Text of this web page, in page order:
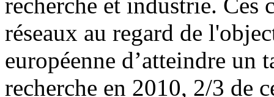
réseaux au regard de
européenne d’atteindre un
recherche en 2010, 2/3 de